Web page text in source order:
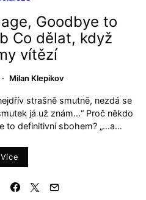
Goodbye to
Co dělat, když
vítězí
Milan Klepikov
strašně smutně, nezdá se
já už znám…“ Proč někdo
to definitivní sbohem? „…a…
Více